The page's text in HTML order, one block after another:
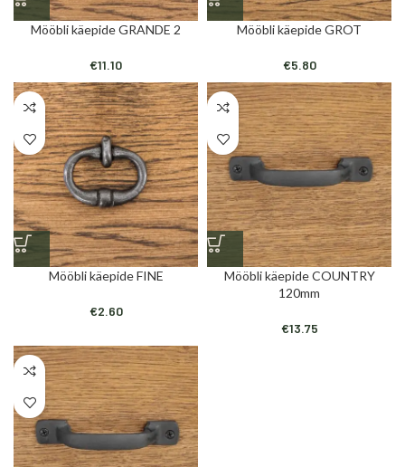
Mööbli käepide GRANDE 2
€11.10
Mööbli käepide GROT
€5.80
Mööbli käepide FINE
€2.60
Mööbli käepide COUNTRY
120mm
€13.75